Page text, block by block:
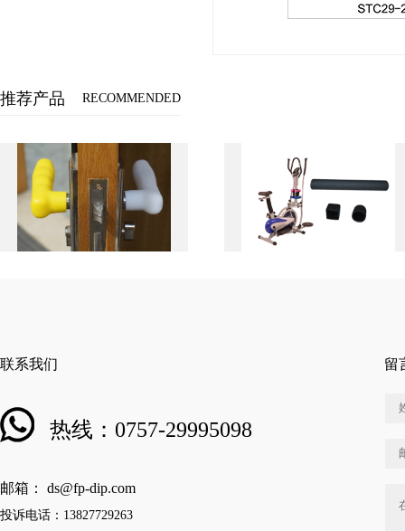
推荐产品 RECOMMENDED
联系我们
热线：0757-29995098
邮箱： ds@fp-dip.com
投诉电话：13827729263
留